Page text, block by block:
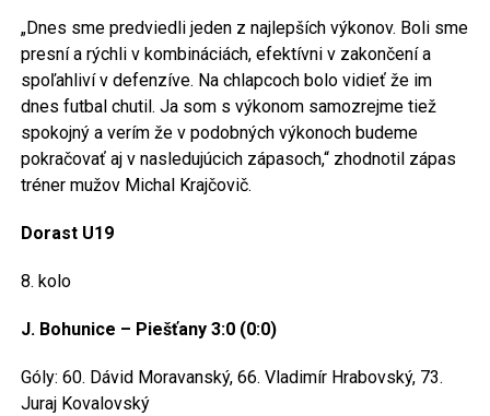
„Dnes sme predviedli jeden z najlepších výkonov. Boli sme
presní a rýchli v kombináciách, efektívni v zakončení a
spoľahliví v defenzíve. Na chlapcoch bolo vidieť že im
dnes futbal chutil. Ja som s výkonom samozrejme tiež
spokojný a verím že v podobných výkonoch budeme
pokračovať aj v nasledujúcich zápasoch,“ zhodnotil zápas
tréner mužov Michal Krajčovič.
Dorast U19
8. kolo
J. Bohunice – Piešťany 3:0 (0:0)
Góly: 60. Dávid Moravanský, 66. Vladimír Hrabovský, 73.
Juraj Kovalovský